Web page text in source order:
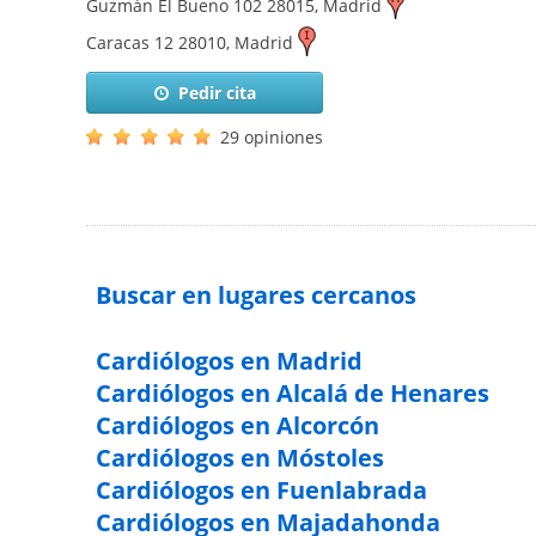
Guzmán El Bueno 102 28015, Madrid
Caracas 12 28010, Madrid
Pedir cita
29 opiniones
Buscar en lugares cercanos
Cardiólogos en Madrid
Cardiólogos en Alcalá de Henares
Cardiólogos en Alcorcón
Cardiólogos en Móstoles
Cardiólogos en Fuenlabrada
Cardiólogos en Majadahonda